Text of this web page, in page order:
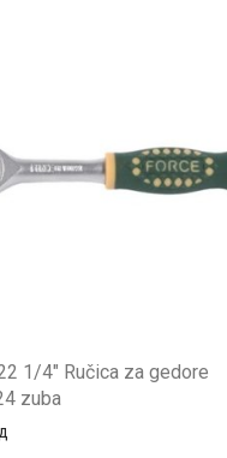
1/4″ Ručica za gedore
zuba